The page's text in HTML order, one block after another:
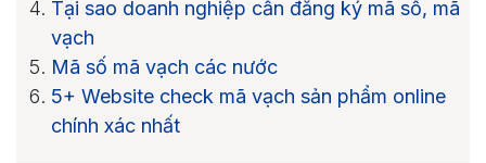
Tại sao doanh nghiệp cần đăng ký mã số, mã
vạch
Mã số mã vạch các nước
5+ Website check mã vạch sản phẩm online
chính xác nhất